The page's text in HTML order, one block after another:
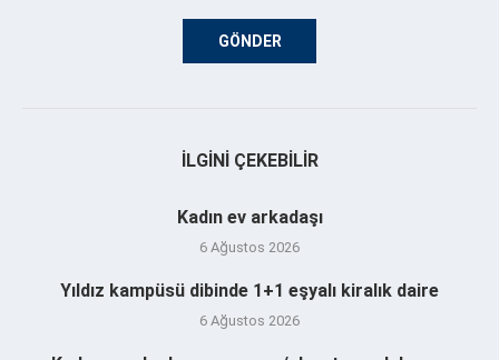
İLGINI ÇEKEBILIR
Kadın ev arkadaşı
6 Ağustos 2026
Yıldız kampüsü dibinde 1+1 eşyalı kiralık daire
6 Ağustos 2026